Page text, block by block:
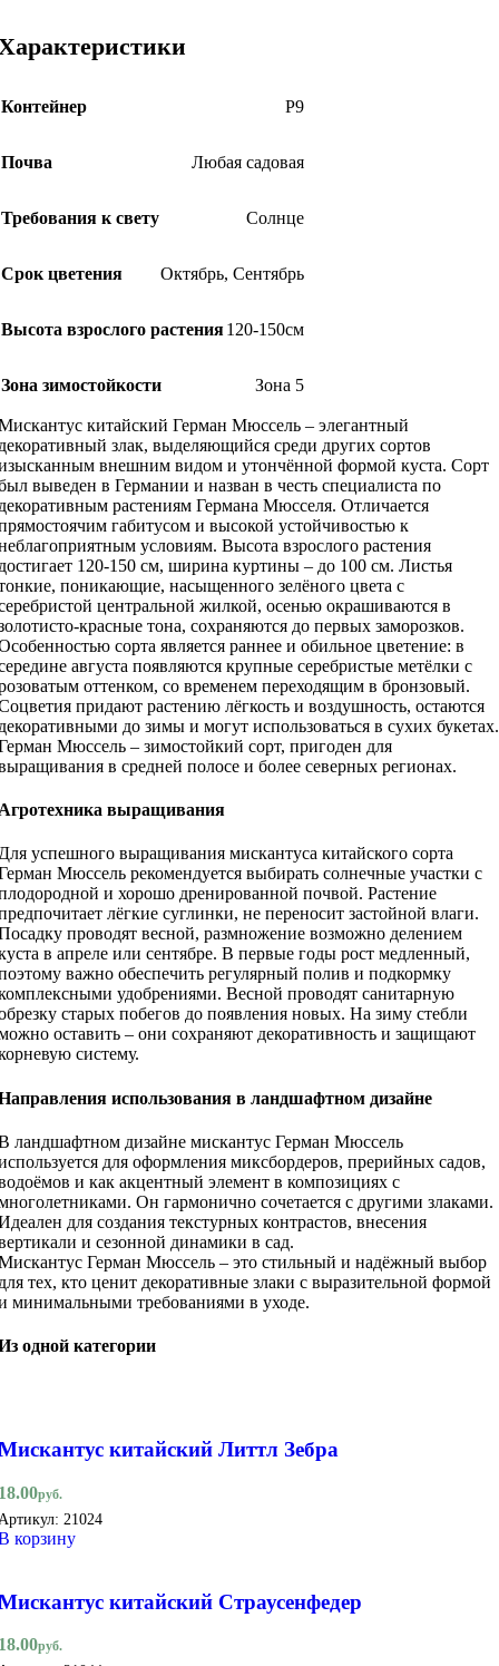
Контейнер Р9
Почва Любая садовая
Требования к свету Солнце
Срок цветения Октябрь, Сентябрь
Высота взрослого растения120-150см
Зона зимостойкости Зона 5
китайский Герман Мюссель – элегантный
злак, выделяющийся среди других сортов
внешним видом и утончённой формой куста. Сорт
выведен в Германии и назван в честь специалиста по
растениям Германа Мюсселя. Отличается
габитусом и высокой устойчивостью к
условиям. Высота взрослого растения
120-150 см, ширина куртины – до 100 см. Листья
поникающие, насыщенного зелёного цвета с
центральной жилкой, осенью окрашиваются в
красные тона, сохраняются до первых заморозков.
сорта является раннее и обильное цветение: в
августа появляются крупные серебристые метёлки с
оттенком, со временем переходящим в бронзовый.
придают растению лёгкость и воздушность, остаются
до зимы и могут использоваться в сухих букетах.
Мюссель – зимостойкий сорт, пригоден для
в средней полосе и более северных регионах.
выращивания
успешного выращивания мискантуса китайского сорта
Мюссель рекомендуется выбирать солнечные участки с
и хорошо дренированной почвой. Растение
лёгкие суглинки, не переносит застойной влаги.
проводят весной, размножение возможно делением
в апреле или сентябре. В первые годы рост медленный,
важно обеспечить регулярный полив и подкормку
удобрениями. Весной проводят санитарную
старых побегов до появления новых. На зиму стебли
оставить – они сохраняют декоративность и защищают
систему.
использования в ландшафтном дизайне
ландшафтном дизайне мискантус Герман Мюссель
для оформления миксбордеров, прерийных садов,
и как акцентный элемент в композициях с
Он гармонично сочетается с другими злаками.
для создания текстурных контрастов, внесения
и сезонной динамики в сад.
Герман Мюссель – это стильный и надёжный выбор
тех, кто ценит декоративные злаки с выразительной формой
минимальными требованиями в уходе.
одной категории
китайский Литтл Зебра
руб.
21024
корзину
китайский Страусенфедер
руб.